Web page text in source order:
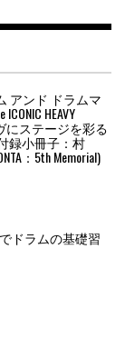
アンド ドラムマ
HEAVY
にステージを彩る
録小冊子：村
：5th Memorial)
ドラムの基礎習